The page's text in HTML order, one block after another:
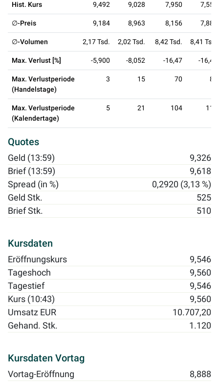
Hist. Kurs 9,492 9,028 7,950 7,550
∅-Preis 9,184 8,963 8,156 7,882
∅-Volumen 2,17 Tsd. 2,02 Tsd. 8,42 Tsd. 8,41 Tsd.
Max. Verlust [%] -5,900 -8,052 -16,47 -16,47
Max. Verlustperiode
(Handelstage)
3 15 70 83
Max. Verlustperiode
(Kalendertage)
5 21 104 115
Quotes
Geld (13:59)
9,326
Brief (13:59)
9,618
Spread (in %)
0,2920 (3,13 %)
Geld Stk.
525
Brief Stk.
510
Kursdaten
Eröffnungskurs
9,546
Tageshoch
9,560
Tagestief
9,546
Kurs (10:43)
9,560
Umsatz EUR
10.707,20
Gehand. Stk.
1.120
Kursdaten Vortag
Vortag-Eröffnung
8,888